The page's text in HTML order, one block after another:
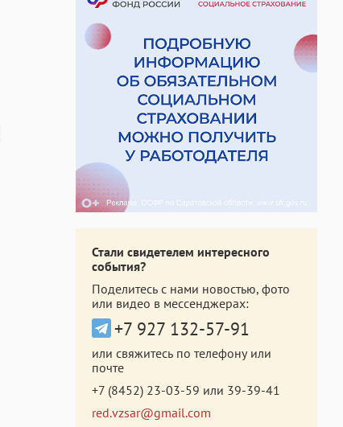
Стали свидетелем интересного
события?
Поделитесь с нами новостью, фото
или видео в мессенджерах:
+7 927 132-57-91
или свяжитесь по телефону или
почте
+7 (8452) 23-03-59 или 39-39-41
red.vzsar@gmail.com